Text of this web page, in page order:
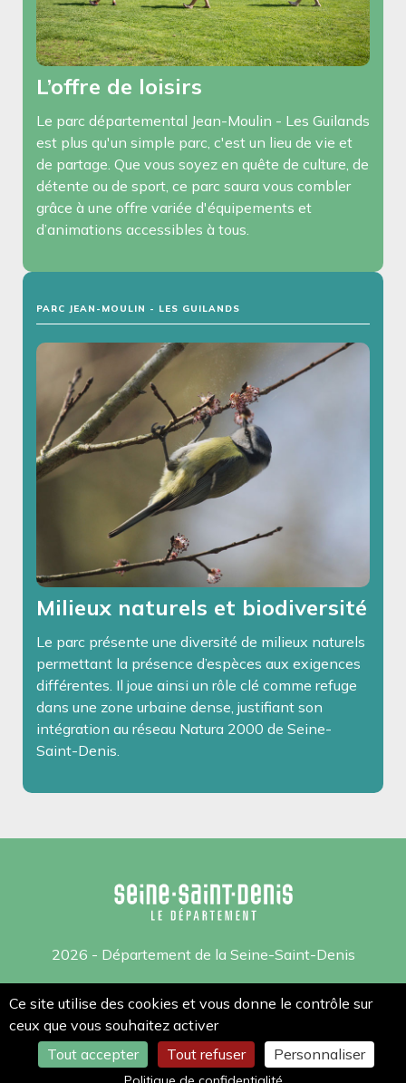
L’offre de loisirs
Le parc départemental Jean-Moulin - Les Guilands
est plus qu'un simple parc, c'est un lieu de vie et
de partage. Que vous soyez en quête de culture, de
détente ou de sport, ce parc saura vous combler
grâce à une offre variée d'équipements et
d’animations accessibles à tous.
PARC JEAN-MOULIN - LES GUILANDS
Milieux naturels et biodiversité
Le parc présente une diversité de milieux naturels
permettant la présence d’espèces aux exigences
différentes. Il joue ainsi un rôle clé comme refuge
dans une zone urbaine dense, justifiant son
intégration au réseau Natura 2000 de Seine-
Saint-Denis.
2026 - Département de la Seine-Saint-Denis
Mentions légales
Gestion des cookies
Ce site utilise des cookies et vous donne le contrôle sur
ceux que vous souhaitez activer
Tout accepter
Tout refuser Personnaliser